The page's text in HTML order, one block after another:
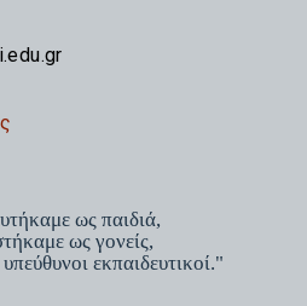
ως παιδιά,
ως γονείς,
εκπαιδευτικοί."